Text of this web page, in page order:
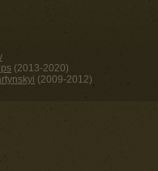
(2013-2020)
(2009-2012)